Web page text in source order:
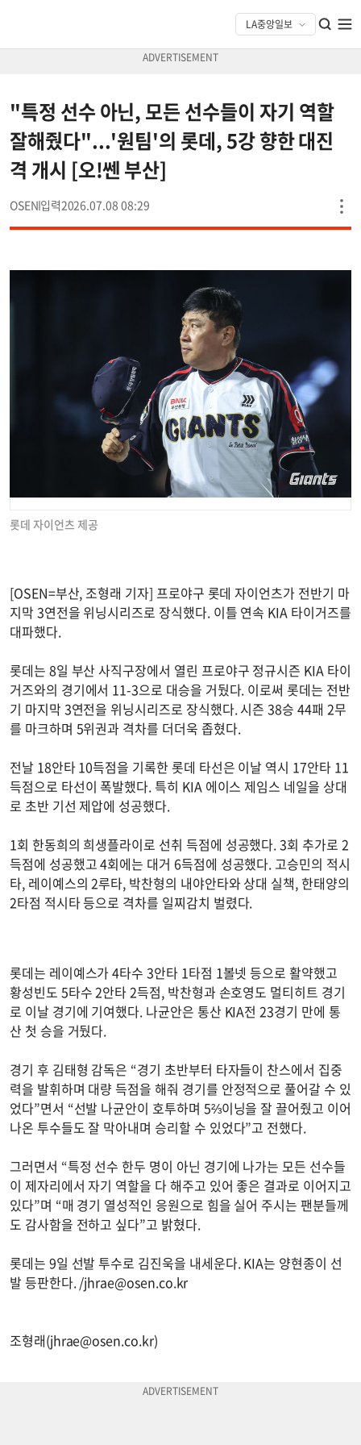
"특정 선수 아닌, 모든 선수들이 자기 역할
잘해줬다"...'원팀'의 롯데, 5강 향한 대진
격 개시 [오!쎈 부산]
OSEN 2026.07.08 08:29
롯데 자이언츠 제공
[OSEN=부산, 조형래 기자] 프로야구 롯데 자이언츠가 전반기 마
지막 3연전을 위닝시리즈로 장식했다. 이틀 연속 KIA 타이거즈를
대파했다.
롯데는 8일 부산 사직구장에서 열린 프로야구 정규시즌 KIA 타이
거즈와의 경기에서 11-3으로 대승을 거뒀다. 이로써 롯데는 전반
기 마지막 3연전을 위닝시리즈로 장식했다. 시즌 38승 44패 2무
를 마크하며 5위권과 격차를 더더욱 좁혔다.
전날 18안타 10득점을 기록한 롯데 타선은 이날 역시 17안타 11
득점으로 타선이 폭발했다. 특히 KIA 에이스 제임스 네일을 상대
로 초반 기선 제압에 성공했다.
1회 한동희의 희생플라이로 선취 득점에 성공했다. 3회 추가로 2
득점에 성공했고 4회에는 대거 6득점에 성공했다. 고승민의 적시
타, 레이예스의 2루타, 박찬형의 내야안타와 상대 실책, 한태양의
2타점 적시타 등으로 격차를 일찌감치 벌렸다.
롯데는 레이예스가 4타수 3안타 1타점 1볼넷 등으로 활약했고
황성빈도 5타수 2안타 2득점, 박찬형과 손호영도 멀티히트 경기
로 이날 경기에 기여했다. 나균안은 통산 KIA전 23경기 만에 통
산 첫 승을 거뒀다.
경기 후 김태형 감독은 “경기 초반부터 타자들이 찬스에서 집중
력을 발휘하며 대량 득점을 해줘 경기를 안정적으로 풀어갈 수 있
었다”면서 “선발 나균안이 호투하며 5⅔이닝을 잘 끌어줬고 이어
나온 투수들도 잘 막아내며 승리할 수 있었다”고 전했다.
그러면서 “특정 선수 한두 명이 아닌 경기에 나가는 모든 선수들
이 제자리에서 자기 역할을 다 해주고 있어 좋은 결과로 이어지고
있다”며 “매 경기 열성적인 응원으로 힘을 실어 주시는 팬분들께
도 감사함을 전하고 싶다”고 밝혔다.
롯데는 9일 선발 투수로 김진욱을 내세운다. KIA는 양현종이 선
발 등판한다. /jhrae@osen.co.kr
조형래(jhrae@osen.co.kr)